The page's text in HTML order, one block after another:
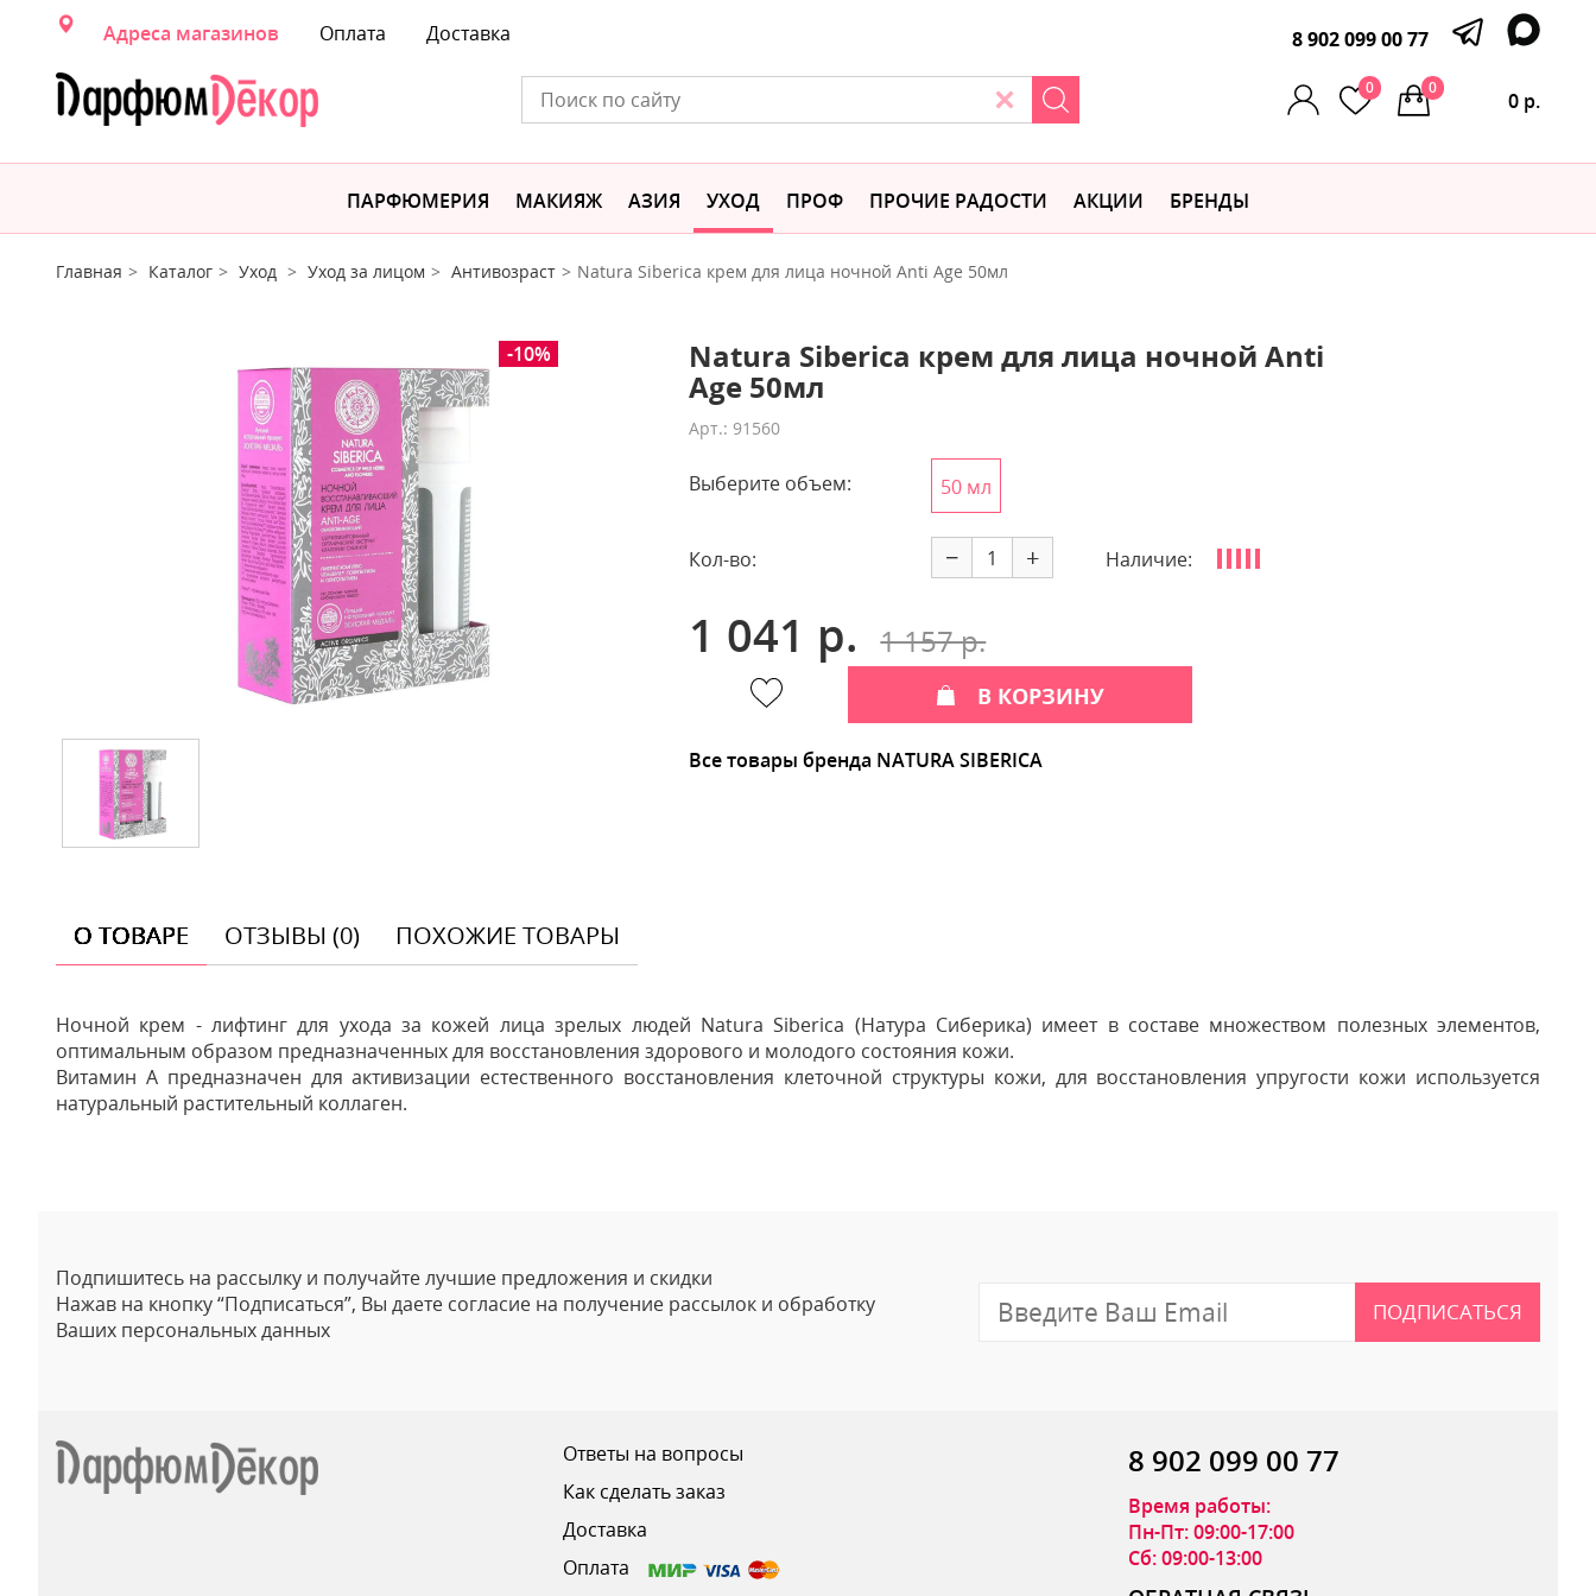
Адреса магазинов Оплата Доставка 8 902 099 00 77
0
0 р.
0
ПАРФЮМЕРИЯ МАКИЯЖ АЗИЯ УХОД ПРОФ ПРОЧИЕ РАДОСТИ АКЦИИ БРЕНДЫ
Главная Каталог Уход Уход за лицом Антивозраст Natura Siberica крем для лица ночной Anti Age 50мл
-10% Natura Siberica крем для лица ночной Anti
Age 50мл
Арт.: 91560
Выберите объем: 50 мл
Кол-во: − + Наличие:
1 041 р. 1 157 р.
В КОРЗИНУ
Все товары бренда NATURA SIBERICA
О ТОВАРЕ ОТЗЫВЫ (0) ПОХОЖИЕ ТОВАРЫ
Ночной крем - лифтинг для ухода за кожей лица зрелых людей Natura Siberica (Натура Сиберика) имеет в составе множеством полезных элементов,
оптимальным образом предназначенных для восстановления здорового и молодого состояния кожи.
Витамин А предназначен для активизации естественного восстановления клеточной структуры кожи, для восстановления упругости кожи используется
натуральный растительный коллаген.
Подпишитесь на рассылку и получайте лучшие предложения и скидки
Нажав на кнопку “Подписаться”, Вы даете согласие на получение рассылок и обработку
Ваших персональных данных
ПОДПИСАТЬСЯ
Ответы на вопросы
Как сделать заказ
Доставка
Оплата
8 902 099 00 77
Время работы:
Пн-Пт: 09:00-17:00
Сб: 09:00-13:00